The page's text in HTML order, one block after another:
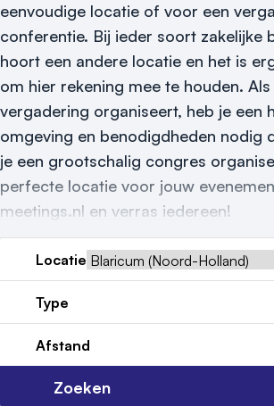
Locatiegids
Meld locatie aan
Nieuws
Reviews (5⭐️)
Contact
eenvoudige locatie of voor een
conferentie. Bij ieder soort zakelijke
hoort een andere locatie en het is
om hier rekening mee te houden. Als
vergadering organiseert, heb je een
omgeving en benodigdheden nodig
je een grootschalig congres
perfecte locatie voor jouw
meetings.nl en verras iedereen!
Locatie
Type
Afstand
Zoeken